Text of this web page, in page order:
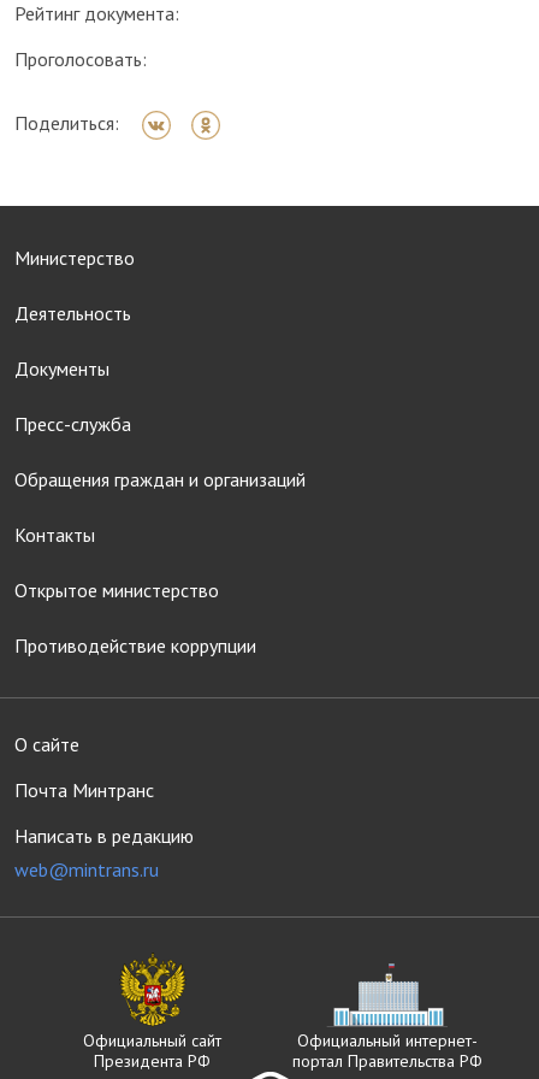
Рейтинг документа:
Проголосовать:
Поделиться:
Министерство
Деятельность
Документы
Пресс-служба
Обращения граждан и организаций
Контакты
Открытое министерство
Противодействие коррупции
О сайте
Почта Минтранс
Написать в редакцию
web@mintrans.ru
Официальный сайт
Президента РФ
Официальный интернет-
портал Правительства РФ